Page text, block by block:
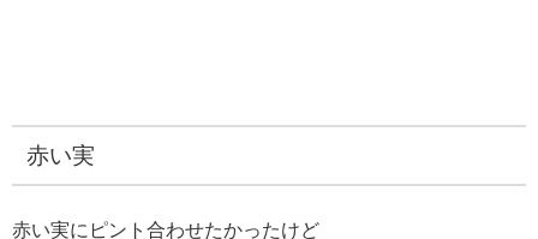
赤い実
赤い実にピント合わせたかったけど